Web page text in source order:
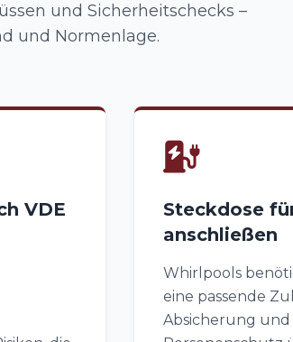
und Sicherheitschecks –
und Normenlage.
VDE
Steckdose
anschließen
Whirlpools
eine passende
Absicherung